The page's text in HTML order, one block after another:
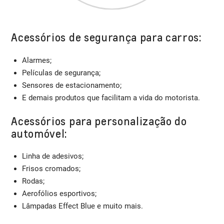
Acessórios de segurança para carros:
Alarmes;
Películas de segurança;
Sensores de estacionamento;
E demais produtos que facilitam a vida do motorista.
Acessórios para personalização do
automóvel:
Linha de adesivos;
Frisos cromados;
Rodas;
Aerofólios esportivos;
Lâmpadas Effect Blue e muito mais.